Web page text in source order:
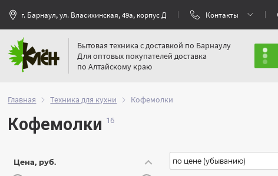
г. Барнаул, ул. Власихинская, 49а, корпус Д Контакты
Бытовая техника с доставкой по Барнаулу
Для оптовых покупателей доставка
по Алтайскому краю
Главная Техника для кухни Кофемолки
Кофемолки
Цена, руб.